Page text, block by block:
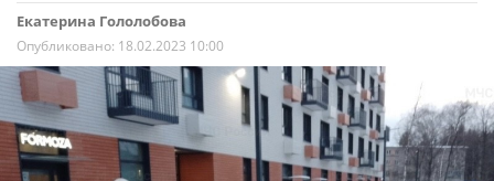
Екатерина Гололобова
Опубликовано: 18.02.2023 10:00